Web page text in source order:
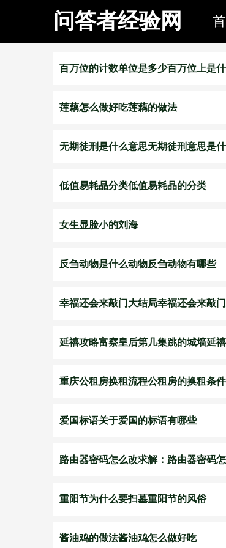
问答者经验网
百万位的计数单位是多少百万位上是
莲藕怎么做好吃莲藕的做法
无期徒刑是什么意思无期徒刑意思是
低值易耗品分类低值易耗品的分类
女生显脸小的刘海
反刍动物是什么动物反刍动物有哪些
幸福还会来敲门大结局幸福还会来敲
延禧攻略富察皇后第几集跳的城墙延
重庆公租房换租流程公租房的换租条件
爱国标语关于爱国的标语有哪些
路由器密码怎么改求解：路由器密码
重阳节为什么要扫墓重阳节的风俗
酱油鸡的做法酱油鸡怎么做好吃